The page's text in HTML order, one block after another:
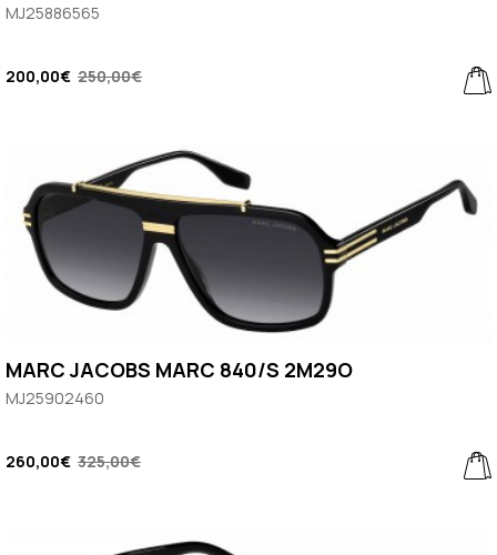
MJ25886565
200,00€ 250,00€
MARC JACOBS MARC 840/S 2M29O
MJ25902460
260,00€ 325,00€